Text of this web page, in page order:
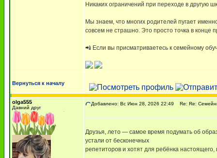
Никаких ограничений при переходе в другую
Мы знаем, что многих родителей пугает
совсем не страшно. Это просто точка в конце
📲 Если вы присматриваетесь к семейному
Вернуться к началу
olga555
Давний друг
Добавлено: Вс Июн 28, 2026 22:49 Re: Re:
Друзья, лето — самое время подумать об
устали от бесконечных
репетиторов и хотят для ребёнка настоящего,